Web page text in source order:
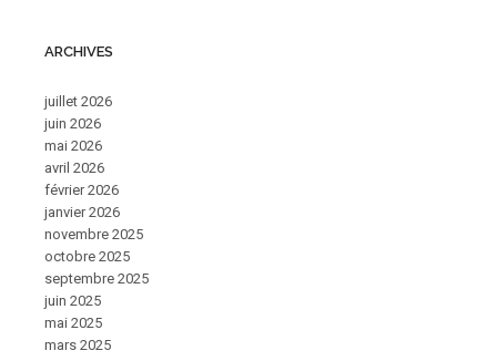
ARCHIVES
juillet 2026
juin 2026
mai 2026
avril 2026
février 2026
janvier 2026
novembre 2025
octobre 2025
septembre 2025
juin 2025
mai 2025
mars 2025